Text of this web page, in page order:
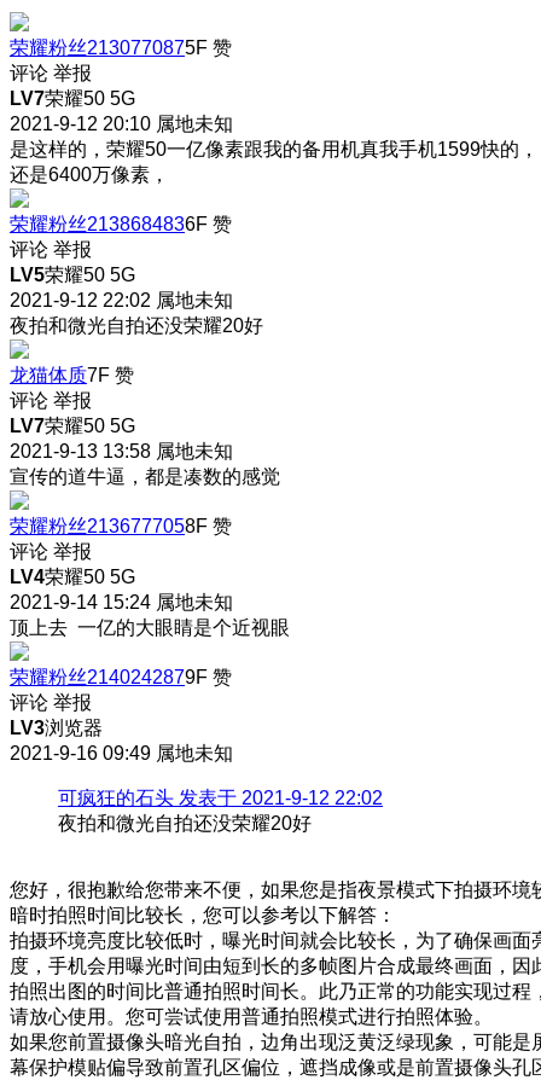
荣耀粉丝2130770875F 赞
评论 举报
LV7荣耀50 5G
2021-9-12 20:10 属地未知
是这样的，荣耀50一亿像素跟我的备用机真我手机1599快的，
还是6400万像素，
荣耀粉丝2138684836F 赞
评论 举报
LV5荣耀50 5G
2021-9-12 22:02 属地未知
夜拍和微光自拍还没荣耀20好
龙猫体质7F 赞
评论 举报
LV7荣耀50 5G
2021-9-13 13:58 属地未知
宣传的道牛逼，都是凑数的感觉
荣耀粉丝2136777058F 赞
评论 举报
LV4荣耀50 5G
2021-9-14 15:24 属地未知
顶上去 一亿的大眼睛是个近视眼
荣耀粉丝2140242879F 赞
评论 举报
LV3浏览器
2021-9-16 09:49 属地未知
可疯狂的石头 发表于 2021-9-12 22:02
夜拍和微光自拍还没荣耀20好
您好，很抱歉给您带来不便，如果您是指夜景模式下拍摄环境
暗时拍照时间比较长，您可以参考以下解答：
拍摄环境亮度比较低时，曝光时间就会比较长，为了确保画面
度，手机会用曝光时间由短到长的多帧图片合成最终画面，因
拍照出图的时间比普通拍照时间长。此乃正常的功能实现过程
请放心使用。您可尝试使用普通拍照模式进行拍照体验。
如果您前置摄像头暗光自拍，边角出现泛黄泛绿现象，可能是
幕保护模贴偏导致前置孔区偏位，遮挡成像或是前置摄像头孔